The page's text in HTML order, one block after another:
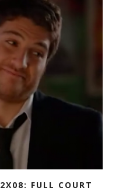
FULL COURT